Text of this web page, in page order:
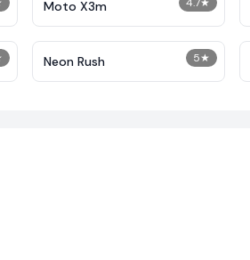
Moto X3m
5★
Neon Rush